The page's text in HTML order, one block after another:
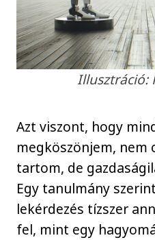
Illusztráció:
Azt viszont, hogy
megköszönjem, nem
tartom, de
Egy tanulmány
lekérdezés tízszer
fel, mint egy